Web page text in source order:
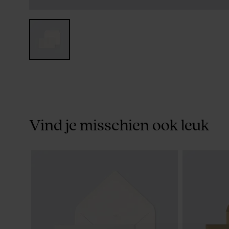
Vind je misschien ook leuk